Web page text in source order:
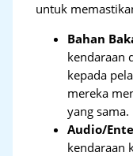
untuk
Bahan
kendaraan
kepada
mereka
yang sama.
Audio/
kendaraan